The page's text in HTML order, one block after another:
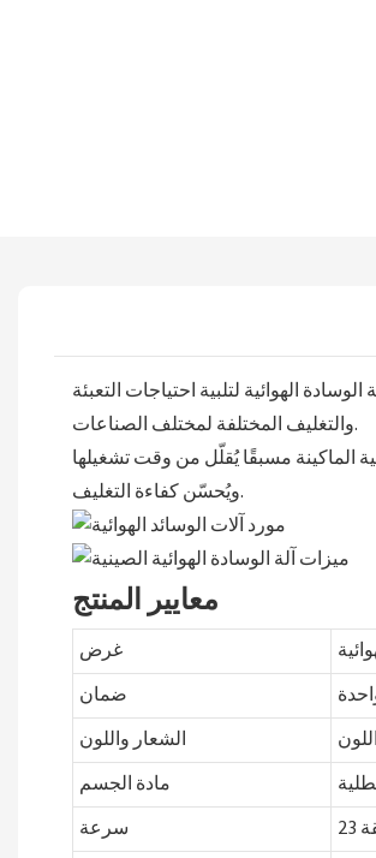
المواصفات وأنواع أغشية الوسادة الهوائية لتلبية احتياجات التعبئة
والتغليف المختلفة لمختلف الصناعات.
الماكينة مسبقًا يُقلّل من وقت تشغيلها
ويُحسّن كفاءة التغليف.
معايير المنتج
غرض
ضمان
الشعار واللون
مادة الجسم
سرعة